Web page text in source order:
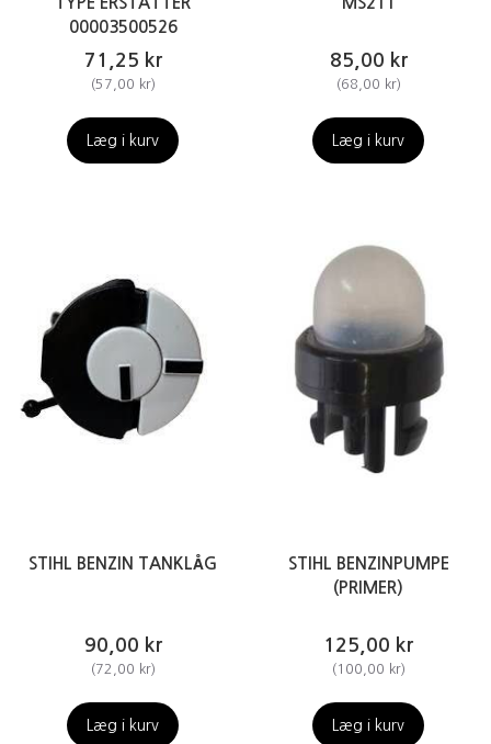
00003500526
71,25 kr
(57,00 kr)
Læg i kurv
85,00 kr
(68,00 kr)
Læg i kurv
STIHL BENZIN TANKLÅG
90,00 kr
(72,00 kr)
Læg i kurv
STIHL BENZINPUMPE
(PRIMER)
125,00 kr
(100,00 kr)
Læg i kurv